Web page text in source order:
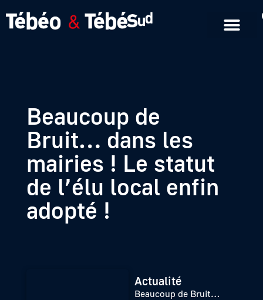
Beaucoup de
Bruit… dans les
mairies ! Le statut
de l’élu local enfin
adopté !
Actualité
Beaucoup de Bruit…